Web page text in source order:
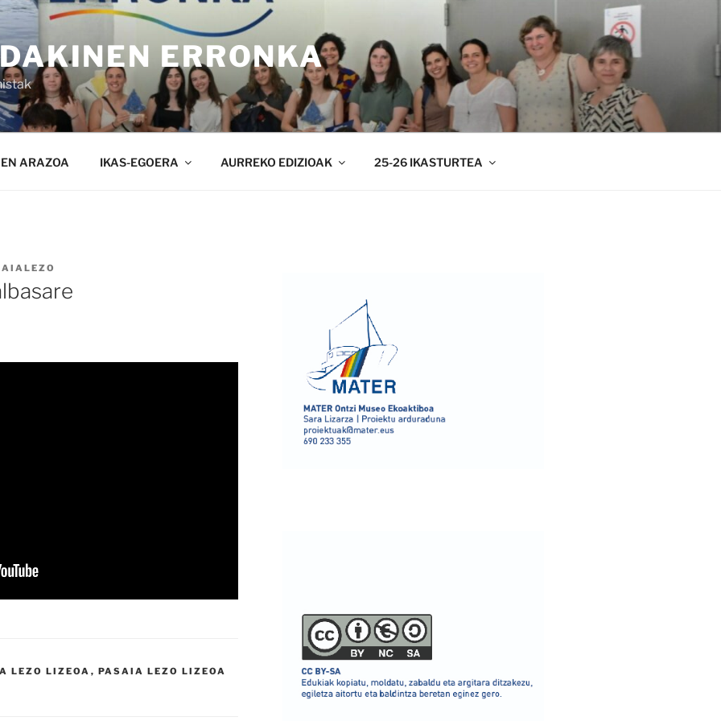
ERRONKA
ARAZOA IKAS-EGOERA AURREKO EDIZIOAK 25-26 IKASTURTEA
LEZO LIZEOA , PASAIA LEZO LIZEOA